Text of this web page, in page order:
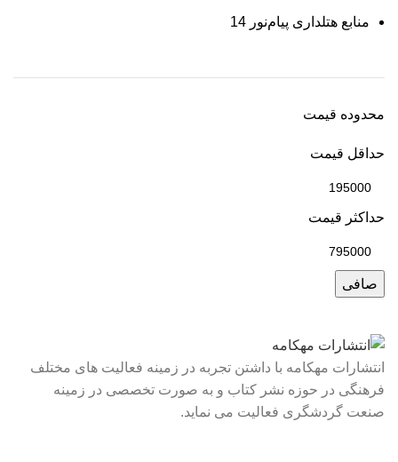
منابع هتلداری پیام‌نور 14
محدوده قیمت
حداقل قیمت
حداكثر قيمت
صافی
انتشارات مهکامه با داشتن تجربه در زمینه فعالیت های مختلف
فرهنگی در حوزه نشر کتاب و به صورت تخصصی در زمینه
صنعت گردشگری فعالیت می نماید.